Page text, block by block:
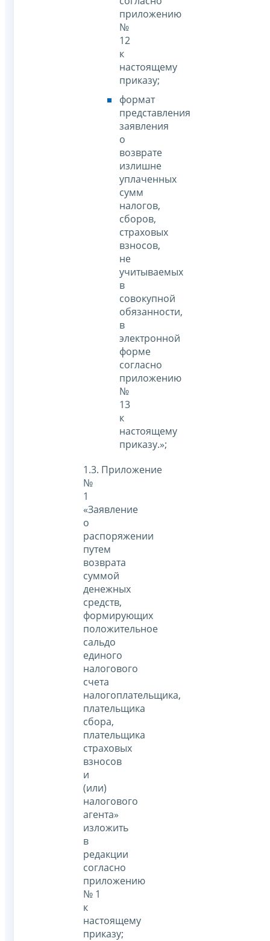
приложению
№
12
к
настоящему
приказу;
формат
представления
заявления
о
возврате
излишне
уплаченных
сумм
налогов,
сборов,
страховых
взносов,
не
учитываемых
в
совокупной
обязанности,
в
электронной
форме
согласно
приложению
№
13
к
настоящему
приказу.»;
1.3. Приложение
№
1
«Заявление
о
распоряжении
путем
возврата
суммой
денежных
средств,
формирующих
положительное
сальдо
единого
налогового
счета
налогоплательщика,
плательщика
сбора,
плательщика
страховых
взносов
и
(или)
налогового
агента»
изложить
в
редакции
согласно
приложению
№ 1
к
настоящему
приказу;